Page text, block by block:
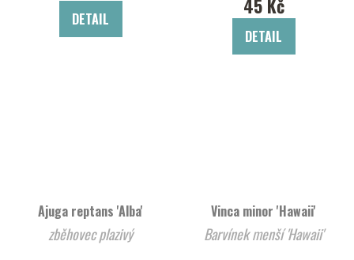
DETAIL
45 Kč
DETAIL
Ajuga reptans 'Alba'
zběhovec plazivý
Vinca minor 'Hawaii'
Barvínek menší 'Hawaii'